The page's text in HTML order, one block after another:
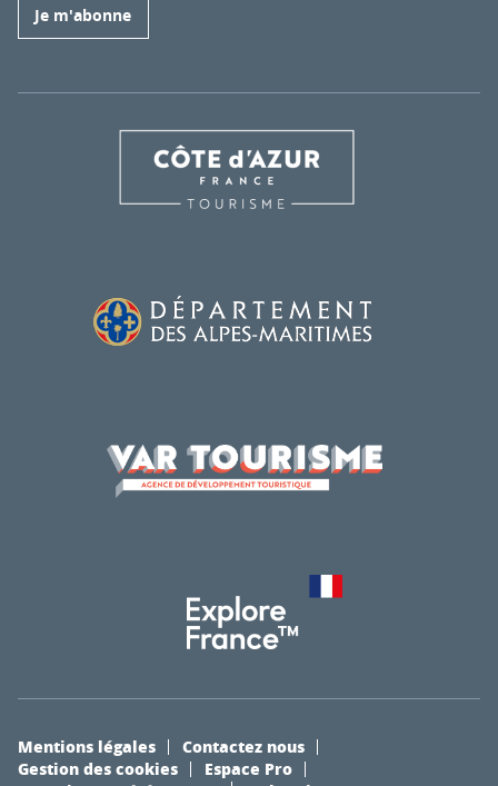
Je m'abonne
Mentions légales
Contactez nous
Gestion des cookies
Espace Pro